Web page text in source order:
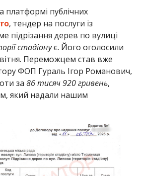
платформі публічних
, тендер на послуги із
підрізання дерев по вулиці
стадіонує. Його оголосили
Переможцем став вже
ФОП Гураль Ігор Романович,
за 86 тисяч 920 гривень,
який надали нашим